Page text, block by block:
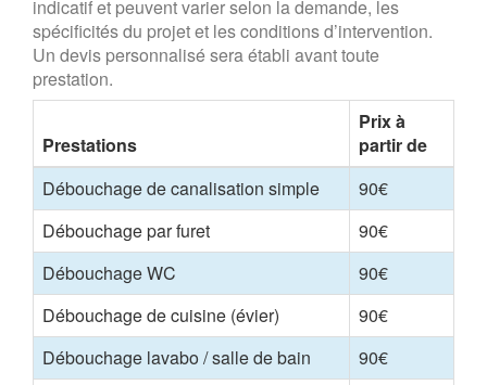
indicatif et peuvent varier selon la demande, les
spécificités du projet et les conditions d’intervention.
Un devis personnalisé sera établi avant toute
prestation.
Prestations
Prix à
partir de
Débouchage de canalisation simple
90€
Débouchage par furet
90€
Débouchage WC
90€
Débouchage de cuisine (évier)
90€
Débouchage lavabo / salle de bain
90€